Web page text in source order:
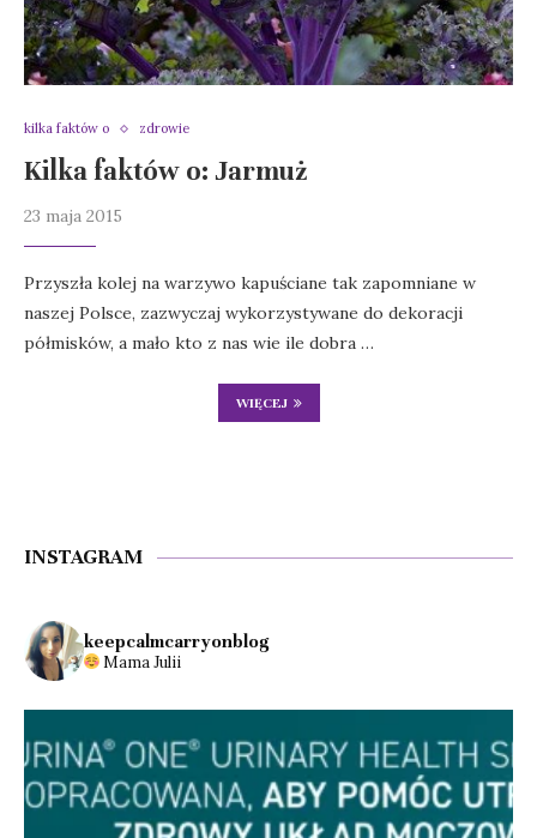
kilka faktów o zdrowie
Kilka faktów o: Jarmuż
23 maja 2015
Przyszła kolej na warzywo kapuściane tak zapomniane w
naszej Polsce, zazwyczaj wykorzystywane do dekoracji
półmisków, a mało kto z nas wie ile dobra …
WIĘCEJ
INSTAGRAM
keepcalmcarryonblog
Mama Julii